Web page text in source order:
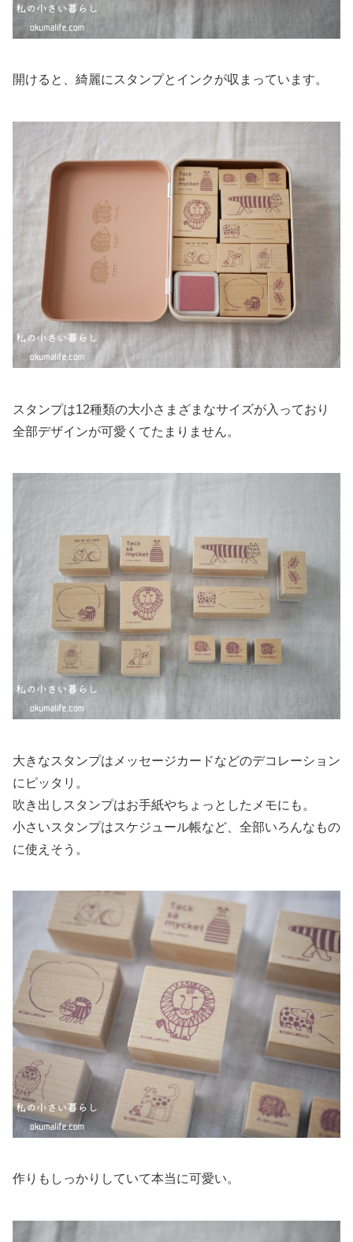
開けると、綺麗にスタンプとインクが収まっています。
スタンプは12種類の大小さまざまなサイズが入っており
全部デザインが可愛くてたまりません。
大きなスタンプはメッセージカードなどのデコレーション
にピッタリ。
吹き出しスタンプはお手紙やちょっとしたメモにも。
小さいスタンプはスケジュール帳など、全部いろんなもの
に使えそう。
作りもしっかりしていて本当に可愛い。